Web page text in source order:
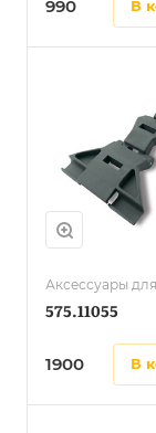
990
Аксессуары
575.11055
1900